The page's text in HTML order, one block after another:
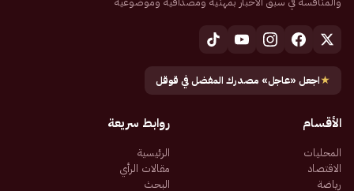
★اجعل «عاجل» مصدرك المفضل في قوقل
الأقسام
المحليات
الاقتصاد
رياضة
روابط سريعة
الرئيسية
مقالات الرأي
البحث